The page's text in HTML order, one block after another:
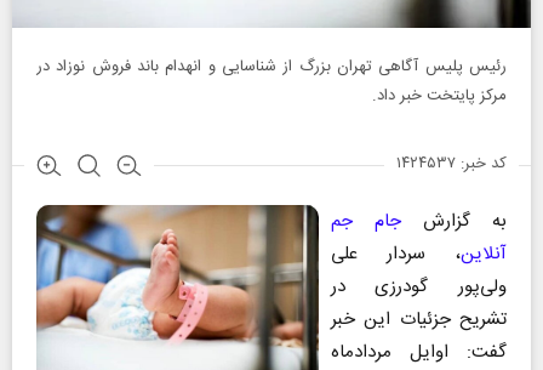
رئیس پلیس آگاهی تهران بزرگ از شناسایی و انهدام باند فروش نوزاد در
مرکز پایتخت خبر داد.
کد خبر: ۱۴۲۴۵۳۷
به گزارشجام جم
آنلاین، سردار علی
ولی‌پور گودرزی در
تشریح جزئیات این خبر
گفت: اوایل مردادماه